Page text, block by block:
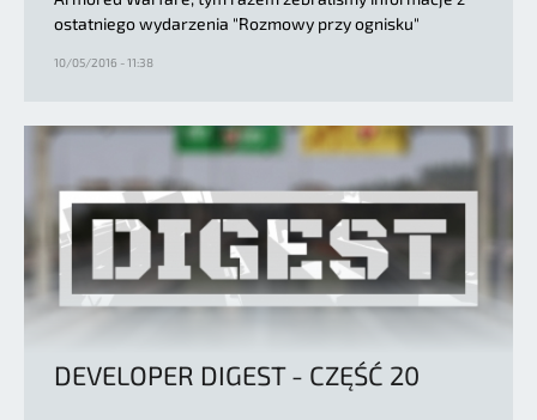
ostatniego wydarzenia "Rozmowy przy ognisku"
10/05/2016 - 11:38
DEVELOPER DIGEST - CZĘŚĆ 20